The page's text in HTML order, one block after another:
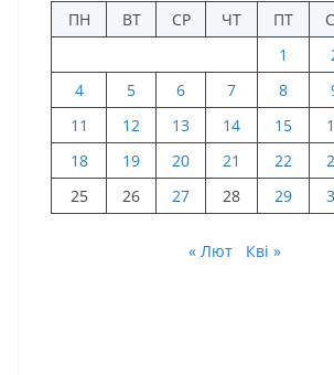
ПН
ВТ СР ЧТ ПТ
1
4
5 6 7 8
11
12 13 14 15
18
19 20 21 22
25
26 27 28 29
« Лют Кві »